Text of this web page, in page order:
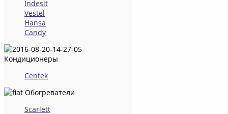
Indesit
Vestel
Hansa
Candy
Кондиционеры
Centek
Обогреватели
Scarlett